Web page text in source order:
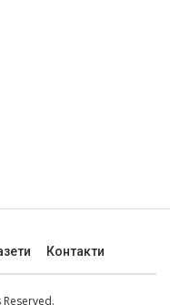
Контакти